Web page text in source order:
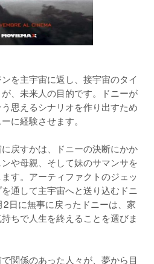
を主宇宙に返し、接宇宙のタイ
、未来人の目的です。ドニーが
思えるシナリオを作り出すため
に経験させます。
戻すかは、ドニーの決断にかか
や母親、そして妹のサマンサを
す。アーティファクトのジェッ
通して主宇宙へと送り込むドニ
日に無事に戻ったドニーは、家
ちで人生を終えることを選びま
関係のあった人々が、夢から目